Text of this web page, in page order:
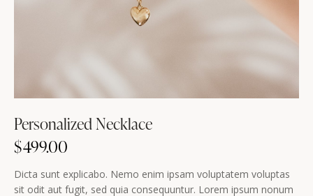
Personalized Necklace
$499.00
Dicta sunt explicabo. Nemo enim ipsam voluptatem voluptas
sit odit aut fugit, sed quia consequuntur. Lorem ipsum nonum